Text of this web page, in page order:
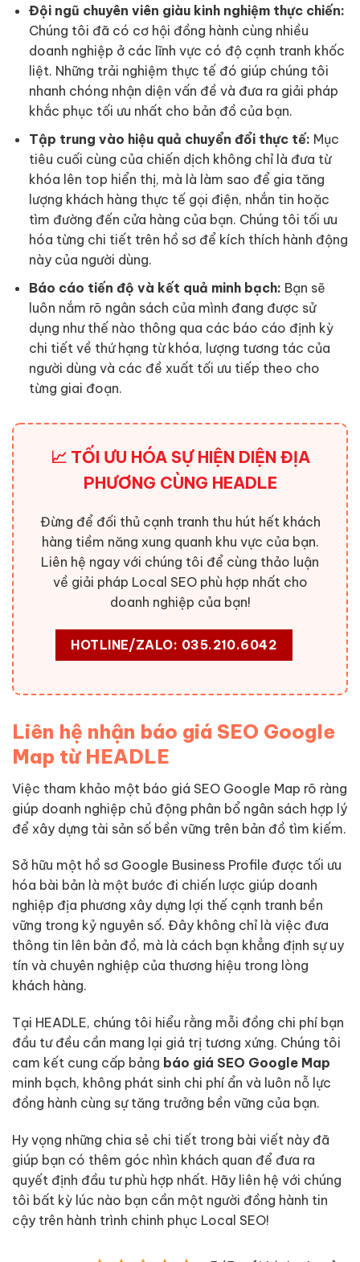
Đội ngũ chuyên viên giàu kinh nghiệm thực chiến:
Chúng tôi đã có cơ hội đồng hành cùng nhiều
doanh nghiệp ở các lĩnh vực có độ cạnh tranh khốc
liệt. Những trải nghiệm thực tế đó giúp chúng tôi
nhanh chóng nhận diện vấn đề và đưa ra giải pháp
khắc phục tối ưu nhất cho bản đồ của bạn.
Tập trung vào hiệu quả chuyển đổi thực tế: Mục
tiêu cuối cùng của chiến dịch không chỉ là đưa từ
khóa lên top hiển thị, mà là làm sao để gia tăng
lượng khách hàng thực tế gọi điện, nhắn tin hoặc
tìm đường đến cửa hàng của bạn. Chúng tôi tối ưu
hóa từng chi tiết trên hồ sơ để kích thích hành động
này của người dùng.
Báo cáo tiến độ và kết quả minh bạch: Bạn sẽ
luôn nắm rõ ngân sách của mình đang được sử
dụng như thế nào thông qua các báo cáo định kỳ
chi tiết về thứ hạng từ khóa, lượng tương tác của
người dùng và các đề xuất tối ưu tiếp theo cho
từng giai đoạn.
📈TỐI ƯU HÓA SỰ HIỆN DIỆN ĐỊA
PHƯƠNG CÙNG HEADLE
Đừng để đối thủ cạnh tranh thu hút hết khách
hàng tiềm năng xung quanh khu vực của bạn.
Liên hệ ngay với chúng tôi để cùng thảo luận
về giải pháp Local SEO phù hợp nhất cho
doanh nghiệp của bạn!
HOTLINE/ZALO: 035.210.6042
Liên hệ nhận báo giá SEO Google
Map từ HEADLE
Việc tham khảo một báo giá SEO Google Map rõ ràng
giúp doanh nghiệp chủ động phân bổ ngân sách hợp lý
để xây dựng tài sản số bền vững trên bản đồ tìm kiếm.
Sở hữu một hồ sơ Google Business Profile được tối ưu
hóa bài bản là một bước đi chiến lược giúp doanh
nghiệp địa phương xây dựng lợi thế cạnh tranh bền
vững trong kỷ nguyên số. Đây không chỉ là việc đưa
thông tin lên bản đồ, mà là cách bạn khẳng định sự uy
tín và chuyên nghiệp của thương hiệu trong lòng
khách hàng.
Tại HEADLE, chúng tôi hiểu rằng mỗi đồng chi phí bạn
đầu tư đều cần mang lại giá trị tương xứng. Chúng tôi
cam kết cung cấp bảng báo giá SEO Google Map
minh bạch, không phát sinh chi phí ẩn và luôn nỗ lực
đồng hành cùng sự tăng trưởng bền vững của bạn.
Hy vọng những chia sẻ chi tiết trong bài viết này đã
giúp bạn có thêm góc nhìn khách quan để đưa ra
quyết định đầu tư phù hợp nhất. Hãy liên hệ với chúng
tôi bất kỳ lúc nào bạn cần một người đồng hành tin
cậy trên hành trình chinh phục Local SEO!